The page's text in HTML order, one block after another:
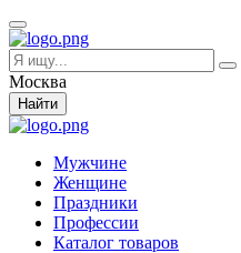
Москва
Найти
Мужчине
Женщине
Праздники
Профессии
Каталог товаров